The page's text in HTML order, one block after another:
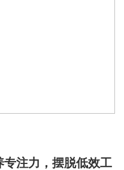
专注力，摆脱低效工